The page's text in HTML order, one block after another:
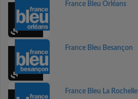
France Bleu Orléans
France Bleu Besançon
France Bleu La Rochelle